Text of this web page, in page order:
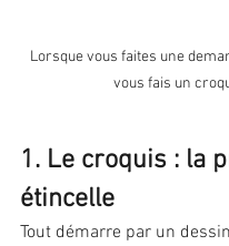
Lorsque vous faites une
vous fais un
1. Le croquis : la
étincelle
Tout démarre par un